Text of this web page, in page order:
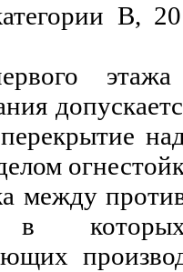
В,
этажа
между
в